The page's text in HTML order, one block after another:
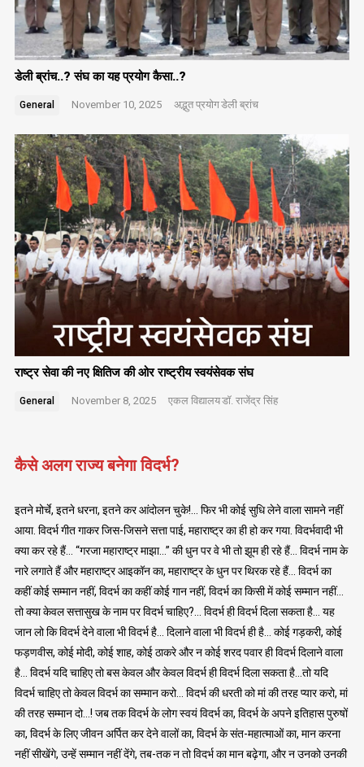
डेली ब्रांच..? संघ का यह प्रयोग कैसा..?
General November 10, 2025 अद्भुत प्रयोगडेली ब्रांच
राष्ट्र सेवा की नए क्षितिज की ओर राष्ट्रीय स्वयंसेवक संघ
General November 8, 2025 एकल विद्यालयडॉ. राजेंद्र सिंह
कैसे अलग राज्य बनेगा विदर्भ?
इतने मोर्चे, इतने धरना, इतने कर आंदोलन चुके!… फिर भी कोई सुधि लेने वाला सामने नहीं
आया. विदर्भ गीत गाकर जिस-जिसने सत्ता पाई, महाराष्ट्र का ही हो कर गया. विदर्भवादी भी
क्या कर रहे हैं… “गरजा महाराष्ट्र माझा…” की धुन पर वे भी तो झूम ही रहे हैं… विदर्भ नाम के
नारे लगाते हैं और महाराष्ट्र आइकॉन का, महाराष्ट्र के धुन पर थिरक रहे हैं… विदर्भ का
कहीं कोई सम्मान नहीं, विदर्भ का कहीं कोई गान नहीं, विदर्भ का किसी में कोई सम्मान नहीं…
तो क्या केवल सत्तासुख के नाम पर विदर्भ चाहिए?… विदर्भ ही विदर्भ दिला सकता है… यह
जान लो कि विदर्भ देने वाला भी विदर्भ है… दिलाने वाला भी विदर्भ ही है… कोई गड़करी, कोई
फड़णवीस, कोई मोदी, कोई शाह, कोई ठाकरे और न कोई शरद पवार ही विदर्भ दिलाने वाला
है… विदर्भ यदि चाहिए तो बस केवल और केवल विदर्भ ही विदर्भ दिला सकता है…तो यदि
विदर्भ चाहिए तो केवल विदर्भ का सम्मान करो… विदर्भ की धरती को मां की तरह प्यार करो, मां
की तरह सम्मान दो…! जब तक विदर्भ के लोग स्वयं विदर्भ का, विदर्भ के अपने इतिहास पुरुषों
का, विदर्भ के लिए जीवन अर्पित कर देने वालों का, विदर्भ के संत-महात्माओं का, मान करना
नहीं सीखेंगे, उन्हें सम्मान नहीं देंगे, तब-तक न तो विदर्भ का मान बढ़ेगा, और न उनको उनकी